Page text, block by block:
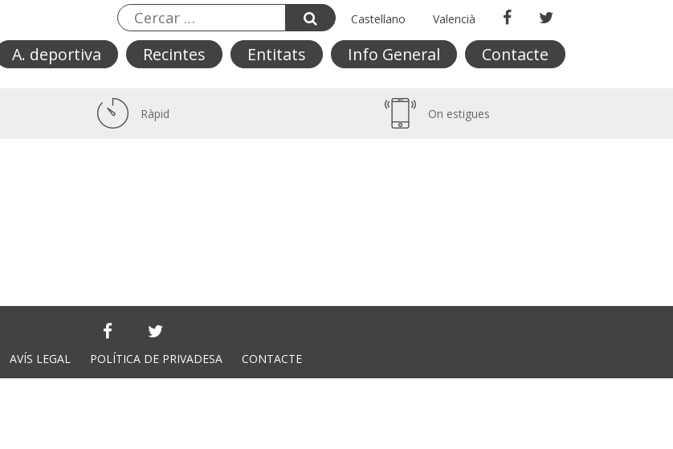
Castellano Valencià
A. deportiva Recintes Entitats Info General Contacte
Ràpid On estigues
AVÍS LEGAL POLÍTICA DE PRIVADESA CONTACTE